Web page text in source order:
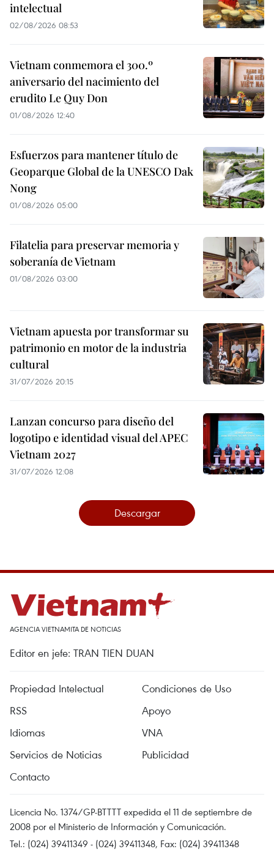
intelectual
02/08/2026 08:53
Vietnam conmemora el 300.º
aniversario del nacimiento del
erudito Le Quy Don
01/08/2026 12:40
Esfuerzos para mantener título de
Geoparque Global de la UNESCO Dak
Nong
01/08/2026 05:00
Filatelia para preservar memoria y
soberanía de Vietnam
01/08/2026 03:00
Vietnam apuesta por transformar su
patrimonio en motor de la industria
cultural
31/07/2026 20:15
Lanzan concurso para diseño del
logotipo e identidad visual del APEC
Vietnam 2027
31/07/2026 12:08
Descargar
AGENCIA VIETNAMITA DE NOTICIAS
Editor en jefe: TRAN TIEN DUAN
Propiedad Intelectual
Condiciones de Uso
RSS
Apoyo
Idiomas
VNA
Servicios de Noticias
Publicidad
Contacto
Licencia No. 1374/GP-BTTTT expedida el 11 de septiembre de
2008 por el Ministerio de Información y Comunicación.
Tel.: (024) 39411349 - (024) 39411348, Fax: (024) 39411348